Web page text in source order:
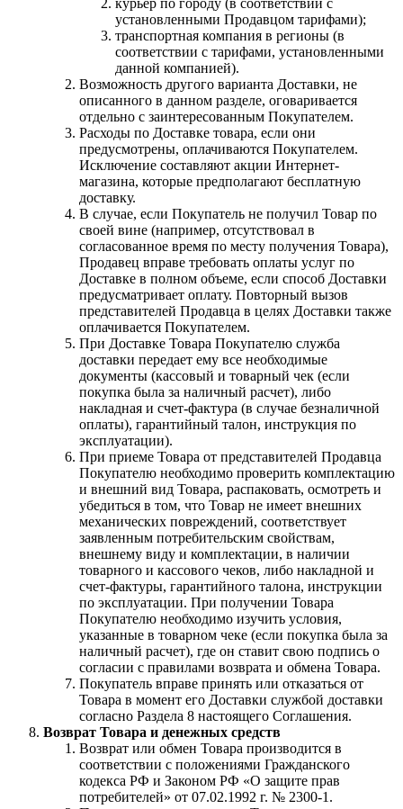
установленными Продавцом тарифами);
транспортная компания в регионы (в
соответствии с тарифами, установленными
данной компанией).
Возможность другого варианта Доставки, не
описанного в данном разделе, оговаривается
отдельно с заинтересованным Покупателем.
Расходы по Доставке товара, если они
предусмотрены, оплачиваются Покупателем.
Исключение составляют акции Интернет-
магазина, которые предполагают бесплатную
доставку.
В случае, если Покупатель не получил Товар по
своей вине (например, отсутствовал в
согласованное время по месту получения Товара),
Продавец вправе требовать оплаты услуг по
Доставке в полном объеме, если способ Доставки
предусматривает оплату. Повторный вызов
представителей Продавца в целях Доставки также
оплачивается Покупателем.
При Доставке Товара Покупателю служба
доставки передает ему все необходимые
документы (кассовый и товарный чек (если
покупка была за наличный расчет), либо
накладная и счет-фактура (в случае безналичной
оплаты), гарантийный талон, инструкция по
эксплуатации).
При приеме Товара от представителей Продавца
Покупателю необходимо проверить комплектацию
и внешний вид Товара, распаковать, осмотреть и
убедиться в том, что Товар не имеет внешних
механических повреждений, соответствует
заявленным потребительским свойствам,
внешнему виду и комплектации, в наличии
товарного и кассового чеков, либо накладной и
счет-фактуры, гарантийного талона, инструкции
по эксплуатации. При получении Товара
Покупателю необходимо изучить условия,
указанные в товарном чеке (если покупка была за
наличный расчет), где он ставит свою подпись о
согласии с правилами возврата и обмена Товара.
Покупатель вправе принять или отказаться от
Товара в момент его Доставки службой доставки
согласно Раздела 8 настоящего Соглашения.
Возврат Товара и денежных средств
Возврат или обмен Товара производится в
соответствии с положениями Гражданского
кодекса РФ и Законом РФ «О защите прав
потребителей» от 07.02.1992 г. № 2300-1.